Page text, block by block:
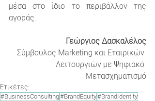
μέσα στο ίδιο το περιβάλλον της
αγοράς.
Γεώργιος Δασκαλέλος
Σύμβουλος Marketing και Εταιρικών
Λειτουργιών με Ψηφιακό
Μετασχηματισμό
Ετικέτες:
#BusinessConsulting#BrandEquity#BrandIdentity